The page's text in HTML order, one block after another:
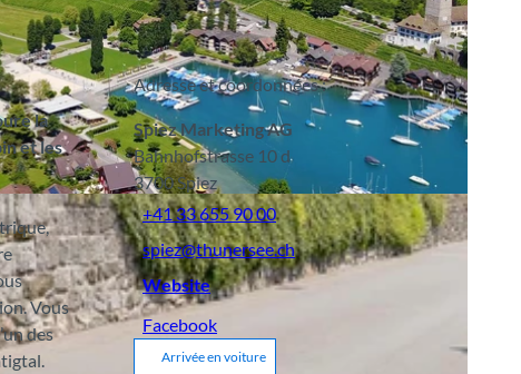
SA
la
et les
Vous
des
Adresse et coordonnées :
Spiez Marketing AG
Bahnhofstrasse 10 d
3700Spiez
+41 33 655 90 00
spiez@thunersee.ch
Website
Facebook
Arrivée en voiture